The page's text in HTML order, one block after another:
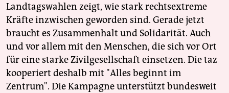
Landtagswahlen zeigt, wie stark rechtsextreme
Kräfte inzwischen geworden sind. Gerade jetzt
braucht es Zusammenhalt und Solidarität. Auch
und vor allem mit den Menschen, die sich vor Ort
für eine starke Zivilgesellschaft einsetzen. Die taz
kooperiert deshalb mit "Alles beginnt im
Zentrum". Die Kampagne unterstützt bundesweit